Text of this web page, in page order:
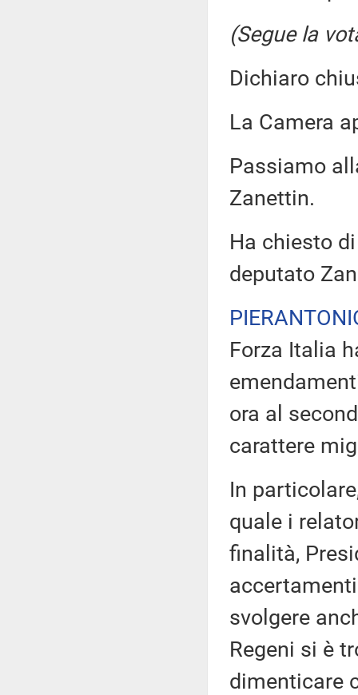
(Segue la
Dichiaro
La Camera
Passiamo
Zanettin.
Ha chiesto
deputato
Forza Italia
ora al
carattere
In
quale i
finalità,
svolgere
Regeni si è
dimenticare